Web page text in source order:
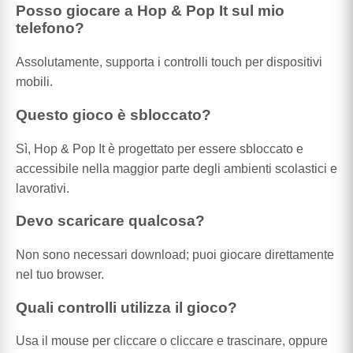
Posso giocare a Hop & Pop It sul mio
telefono?
Assolutamente, supporta i controlli touch per dispositivi
mobili.
Questo gioco è sbloccato?
Sì, Hop & Pop It è progettato per essere sbloccato e
accessibile nella maggior parte degli ambienti scolastici e
lavorativi.
Devo scaricare qualcosa?
Non sono necessari download; puoi giocare direttamente
nel tuo browser.
Quali controlli utilizza il gioco?
Usa il mouse per cliccare o cliccare e trascinare, oppure